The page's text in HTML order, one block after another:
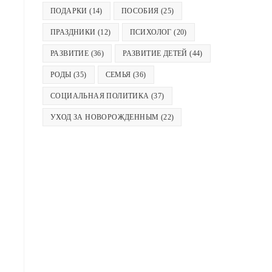
ПОДАРКИ (14) ПОСОБИЯ (25)
ПРАЗДНИКИ (12) ПСИХОЛОГ (20)
РАЗВИТИЕ (36) РАЗВИТИЕ ДЕТЕЙ (44)
РОДЫ (35) СЕМЬЯ (36)
СОЦИАЛЬНАЯ ПОЛИТИКА (37)
УХОД ЗА НОВОРОЖДЕННЫМ (22)